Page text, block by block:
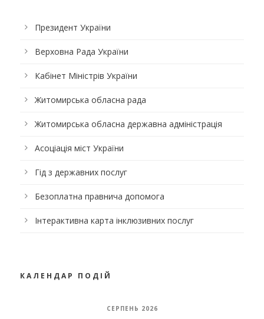
Президент України
Верховна Рада України
Кабінет Міністрів України
Житомирська обласна рада
Житомирська обласна державна адміністрація
Асоціація міст України
Гід з державних послуг
Безоплатна правнича допомога
Інтерактивна карта інклюзивних послуг
КАЛЕНДАР ПОДІЙ
СЕРПЕНЬ 2026